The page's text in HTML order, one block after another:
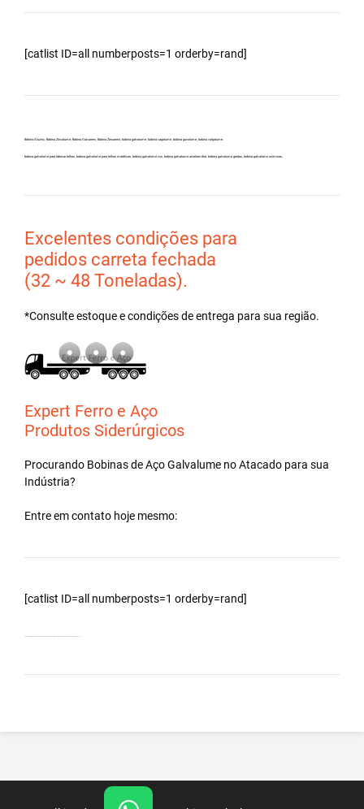
[catlist ID=all numberposts=1 orderby=rand]
Bobina Aluzinc, Bobina Zincalume, Bobina Galvanew, Bobina Zincanew, bobina galvolume, bobina vagalume, bobina gavolume, bobina valgalume,
bobina galvalume para fabricar telhas, bobina galvalume para telhas metálicas, bobina galvalume csn, bobina galvalume arcelormittal, bobina galvalume gerdau, bobina galvalume usiminas,
Excelentes condições para
pedidos carreta fechada
(32 ~ 48 Toneladas).
*Consulte estoque e condições de entrega para sua região.
Expert Ferro e Aço
Produtos Siderúrgicos
Procurando Bobinas deAço Galvalume noAtacado para sua
Indústria?
Entre em contato hoje mesmo:
[catlist ID=all numberposts=1 orderby=rand]